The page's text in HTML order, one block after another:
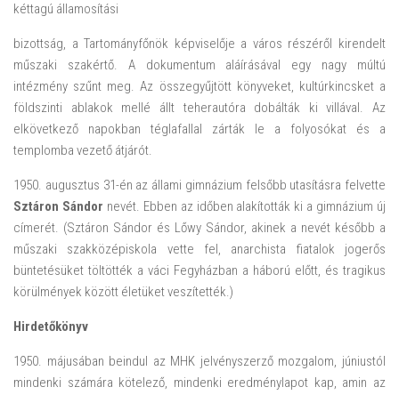
kéttagú államosítási
bizottság, a Tartományfőnök képviselője a város részéről kirendelt
műszaki szakértő. A dokumentum aláírásával egy nagy múltú
intézmény szűnt meg. Az összegyűjtött könyveket, kultúrkincsket a
földszinti ablakok mellé állt teherautóra dobálták ki villával. Az
elkövetkező napokban téglafallal zárták le a folyosókat és a
templomba vezető átjárót.
1950. augusztus 31-én az állami gimnázium felsőbb utasításra felvette
Sztáron Sándor nevét. Ebben az időben alakították ki a gimnázium új
címerét. (Sztáron Sándor és Lőwy Sándor, akinek a nevét később a
műszaki szakközépiskola vette fel, anarchista fiatalok jogerős
büntetésüket töltötték a váci Fegyházban a háború előtt, és tragikus
körülmények között életüket veszítették.)
Hirdetőkönyv
1950. májusában beindul az MHK jelvényszerző mozgalom, júniustól
mindenki számára kötelező, mindenki eredménylapot kap, amin az